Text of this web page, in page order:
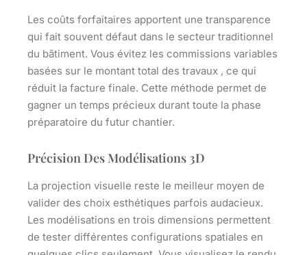
Les coûts forfaitaires apportent une transparence
qui fait souvent défaut dans le secteur traditionnel
du bâtiment. Vous évitez les commissions variables
basées sur le montant total des travaux , ce qui
réduit la facture finale. Cette méthode permet de
gagner un temps précieux durant toute la phase
préparatoire du futur chantier.
Précision Des Modélisations 3D
La projection visuelle reste le meilleur moyen de
valider des choix esthétiques parfois audacieux.
Les modélisations en trois dimensions permettent
de tester différentes configurations spatiales en